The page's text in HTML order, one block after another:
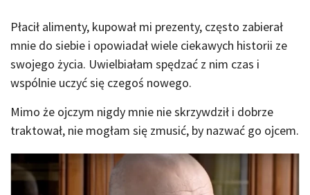
Płacił alimenty, kupował mi prezenty, często zabierał
mnie do siebie i opowiadał wiele ciekawych historii ze
swojego życia. Uwielbiałam spędzać z nim czas i
wspólnie uczyć się czegoś nowego.
Mimo że ojczym nigdy mnie nie skrzywdził i dobrze
traktował, nie mogłam się zmusić, by nazwać go ojcem.